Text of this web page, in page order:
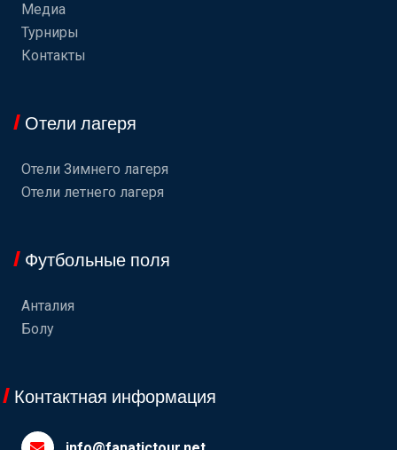
Медиа
Турниры
Контакты
Отели лагеря
Отели Зимнего лагеря
Отели летнего лагеря
Футбольные поля
Анталия
Болу
Контактная информация